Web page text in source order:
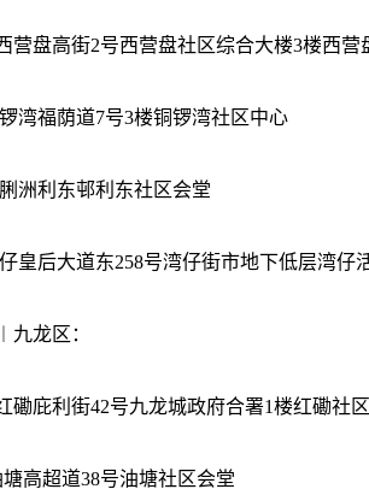
营盘高街2号西营盘社区综合大楼3楼西
湾福荫道7号3楼铜锣湾社区中心
洲利东邨利东社区会堂
皇后大道东258号湾仔街市地下低层湾仔
九龙区：
磡庇利街42号九龙城政府合署1楼红磡社
塘高超道38号油塘社区会堂